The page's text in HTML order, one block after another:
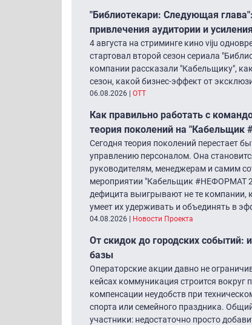
"Библиотекари: Следующая
привлечения аудитории и
4 августа на стриминге кино viju
стартовал второй сезон сериала
компании рассказали "Кабельщику",
сезон, какой бизнес-эффект от
06.08.2026 | ОТТ
Как правильно работать с
теория поколений на
Сегодня теория поколений перестает
управлению персоналом. Она
руководителям, менеджерам и самим
мероприятии "Кабельщик #НЕФОРМАТ
дефицита выигрывают не те компании,
умеет их удерживать и объединять в
04.08.2026 | Новости Проекта
От скидок до городских событий:
базы
Операторские акции давно не
кейсах коммуникация строится вокруг
компенсации неудобств при
спорта или семейного праздника.
участники: недостаточно просто